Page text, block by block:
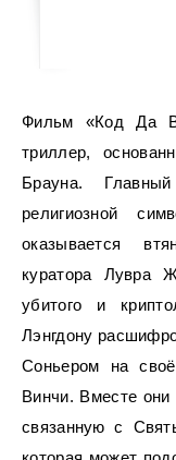
Фильм «Код Да Винчи» (2006) — это детективный
триллер,
Брауна.
религиозной
оказывается
куратора Лувра
убитого и
Лэнгдону
Соньером на
Винчи. Вместе они
связанную с